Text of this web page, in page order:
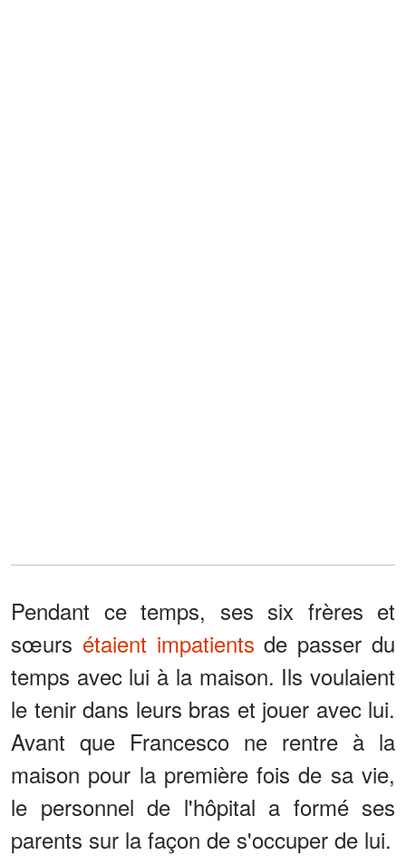
Pendant ce temps, ses six frères et
sœurs étaient impatients de passer du
temps avec lui à la maison. Ils voulaient
le tenir dans leurs bras et jouer avec lui.
Avant que Francesco ne rentre à la
maison pour la première fois de sa vie,
le personnel de l'hôpital a formé ses
parents sur la façon de s'occuper de lui.